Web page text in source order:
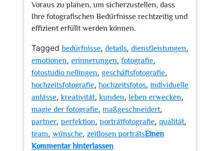
Voraus zu planen, um sicherzustellen, dass
Ihre fotografischen Bedürfnisse rechtzeitig und
effizient erfüllt werden können.
Taggedbedürfnisse, details, dienstleistungen,
emotionen, erinnerungen, fotografie,
fotostudio nellingen, geschäftsfotografie,
hochzeitsfotografie,hochzeitsfotos, individuelle
anlässe,kreativität,kunden,leben erwecken,
magie der fotografie, maßgeschneidert,
partner, perfektion, porträtfotografie, qualität,
team, wünsche, zeitlosen porträtsEinen
Kommentar hinterlassenzu